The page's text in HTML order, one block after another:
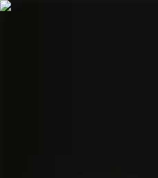
Hopp til hovudinnhald